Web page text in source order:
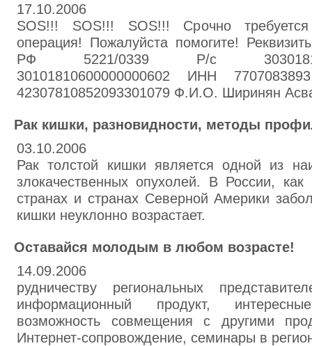
17.10.2006
SOS!!! SOS!!! SOS!!! Срочно требуется
операция! Пожалуйста помогите!
РФ 5221/0339 Р/с
30101810600000000602 ИНН
42307810852093301079 Ф.И.О. Ширинян
Рак кишки, разновидности, методы
03.10.2006
Рак толстой кишки является одной из
злокачественных опухолей. В России,
странах и странах Северной Америки
кишки неуклонно возрастает.
Оставайся молодым в любом возрасте!
14.09.2006
рудничеству региональных
информационный продукт,
возможность совмещения с другими
Интернет-сопровождение, семинары в